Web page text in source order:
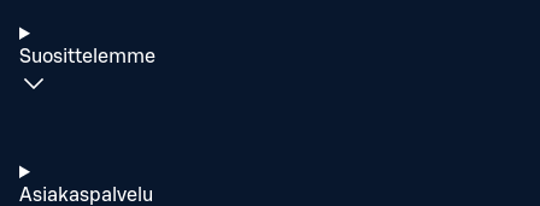
Suosittelemme
Asiakaspalvelu